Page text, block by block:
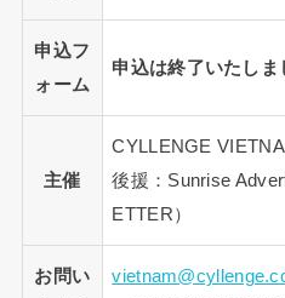
申込フ
ォーム
申込は終了いたしま
主催
CYLLENGE
後援：Sunrise
ETTER）
お問い